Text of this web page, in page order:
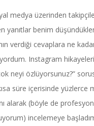
medya üzerinden
yanıtlar benim
verdiği cevaplara ne
Instagram
neyi özlüyorsunuz?”
süre içerisinde yüzlerce
alarak (böyle de
incelemeye